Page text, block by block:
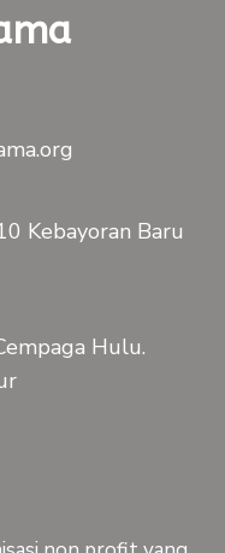
Kebayoran Baru
Hulu.